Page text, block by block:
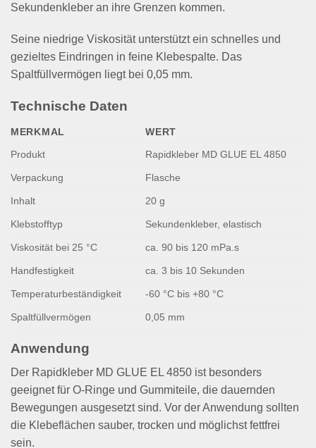
Sekundenkleber an ihre Grenzen kommen.
Seine niedrige Viskosität unterstützt ein schnelles und
gezieltes Eindringen in feine Klebespalte. Das
Spaltfüllvermögen liegt bei 0,05 mm.
Technische Daten
MERKMAL
WERT
Produkt
Rapidkleber MD GLUE EL 4850
Verpackung Flasche
Inhalt 20 g
Klebstofftyp Sekundenkleber, elastisch
Viskosität bei 25 °C ca. 90 bis 120 mPa.s
Handfestigkeit ca. 3 bis 10 Sekunden
Temperaturbeständigkeit -60 °C bis +80 °C
Spaltfüllvermögen 0,05 mm
Anwendung
Der Rapidkleber MD GLUE EL 4850 ist besonders
geeignet für O-Ringe und Gummiteile, die dauernden
Bewegungen ausgesetzt sind. Vor der Anwendung sollten
die Klebeflächen sauber, trocken und möglichst fettfrei
sein.